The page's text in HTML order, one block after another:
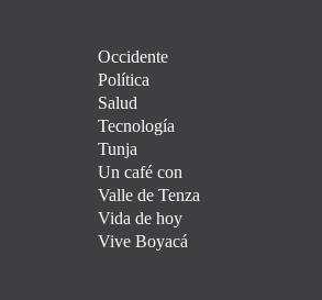
Occidente
Política
Salud
Tecnología
Tunja
Un café con
Valle de Tenza
Vida de hoy
Vive Boyacá